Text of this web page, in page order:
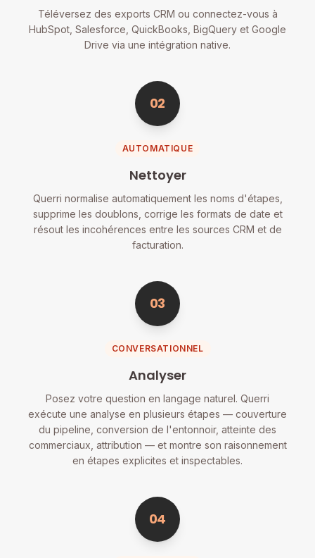
Téléversez des exports CRM ou connectez-vous à
HubSpot, Salesforce, QuickBooks, BigQuery et Google
Drive via une intégration native.
02
AUTOMATIQUE
Nettoyer
Querri normalise automatiquement les noms d'étapes,
supprime les doublons, corrige les formats de date et
résout les incohérences entre les sources CRM et de
facturation.
03
CONVERSATIONNEL
Analyser
Posez votre question en langage naturel. Querri
exécute une analyse en plusieurs étapes — couverture
du pipeline, conversion de l'entonnoir, atteinte des
commerciaux, attribution — et montre son raisonnement
en étapes explicites et inspectables.
04